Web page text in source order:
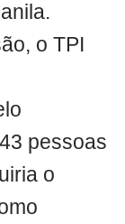
o TPI
pessoas
o